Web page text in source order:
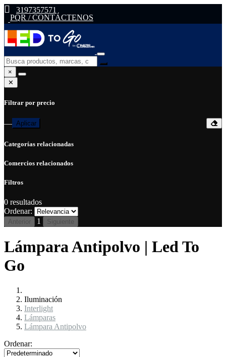
3197357571
PQR / CONTÁCTENOS
×
✕
Filtrar por precio
— Aplicar
Categorías relacionadas
Comercios relacionados
Filtros
0 resultados
Ordenar:
Anterior 1 Siguiente
Lámpara Antipolvo | Led To
Go
Iluminación
Interlight
Lámparas
Lámpara Antipolvo
Ordenar: